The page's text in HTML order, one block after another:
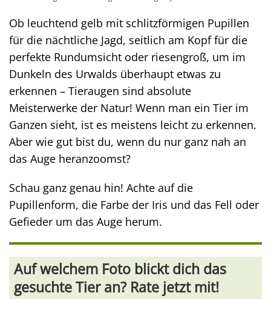
Ob leuchtend gelb mit schlitzförmigen Pupillen
für die nächtliche Jagd, seitlich am Kopf für die
perfekte Rundumsicht oder riesengroß, um im
Dunkeln des Urwalds überhaupt etwas zu
erkennen – Tieraugen sind absolute
Meisterwerke der Natur! Wenn man ein Tier im
Ganzen sieht, ist es meistens leicht zu erkennen.
Aber wie gut bist du, wenn du nur ganz nah an
das Auge heranzoomst?
Schau ganz genau hin! Achte auf die
Pupillenform, die Farbe der Iris und das Fell oder
Gefieder um das Auge herum.
Auf welchem Foto blickt dich das
gesuchte Tier an? Rate jetzt mit!